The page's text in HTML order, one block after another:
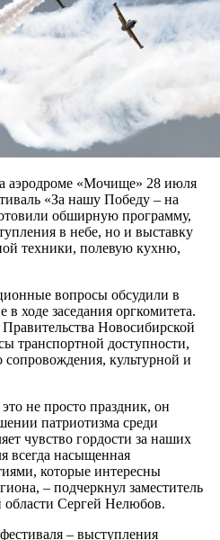
аэродроме «Мочище» 28 июля
«За нашу Победу – на
обширную программу,
в небе, но и выставку
техники, полевую кухню,
вопросы обсудили в
ходе заседания оргкомитета.
Новосибирской
транспортной доступности,
сопровождения, культурной и
не просто праздник, он
патриотизма среди
чувство гордости за наших
всегда насыщенная
которые интересны
– подчеркнул заместитель
области Сергей Нелюбов.
– выступления